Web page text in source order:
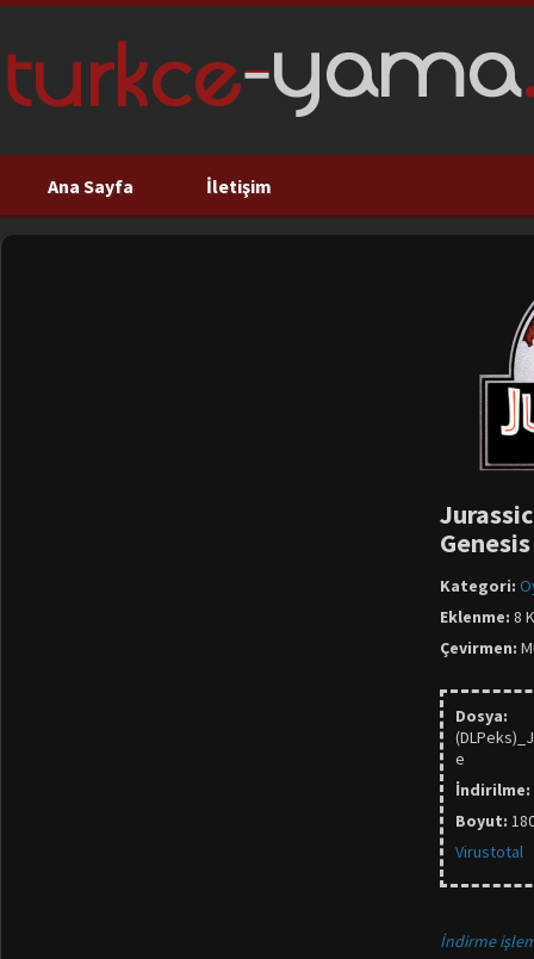
Ana Sayfa İletişim
Kategori:
Eklenme: 8
Çevirmen:
Dosya:
e
İndirilme:
Boyut:
Virustotal
İndirme